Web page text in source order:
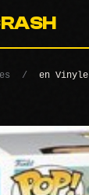
/ en Vinyle